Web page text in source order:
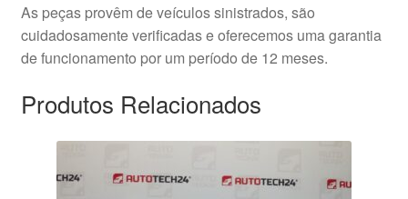
As peças provêm de veículos sinistrados, são
cuidadosamente verificadas e oferecemos uma garantia
de funcionamento por um período de 12 meses.
Produtos Relacionados